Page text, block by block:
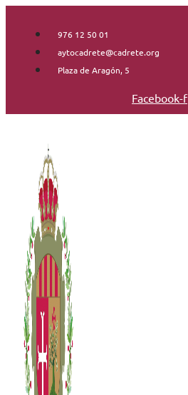
contenido
976 12 50 01
aytocadrete@cadrete.org
Plaza de Aragón, 5
Facebook-f